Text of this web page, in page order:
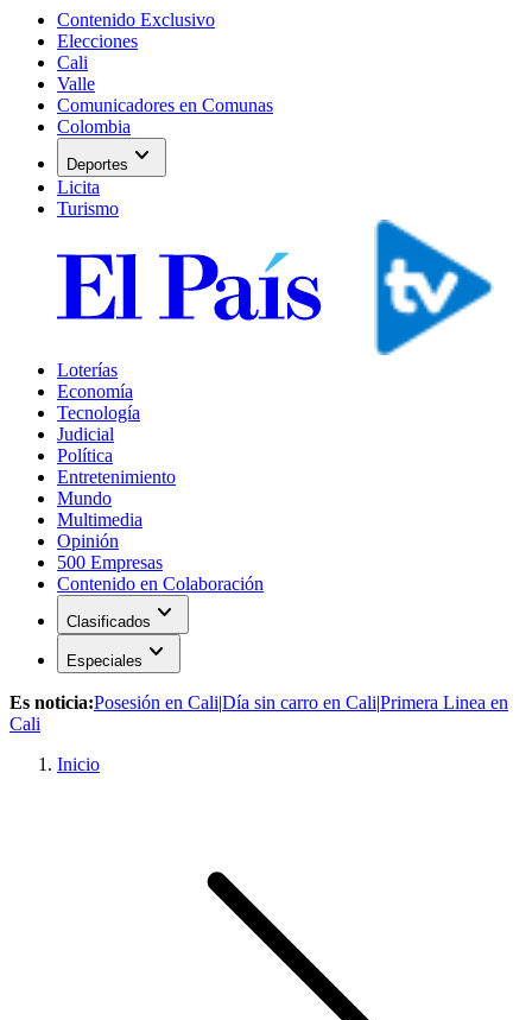
Contenido Exclusivo
Elecciones
Cali
Valle
Comunicadores en Comunas
Colombia
Deportes expand_more
Licita
Turismo
Loterías
Economía
Tecnología
Judicial
Política
Entretenimiento
Mundo
Multimedia
Opinión
500 Empresas
Contenido en Colaboración
Clasificados expand_more
Especiales expand_more
Es noticia:Posesión en Cali|Día sin carro en Cali|Primera Linea en
Cali
Inicio